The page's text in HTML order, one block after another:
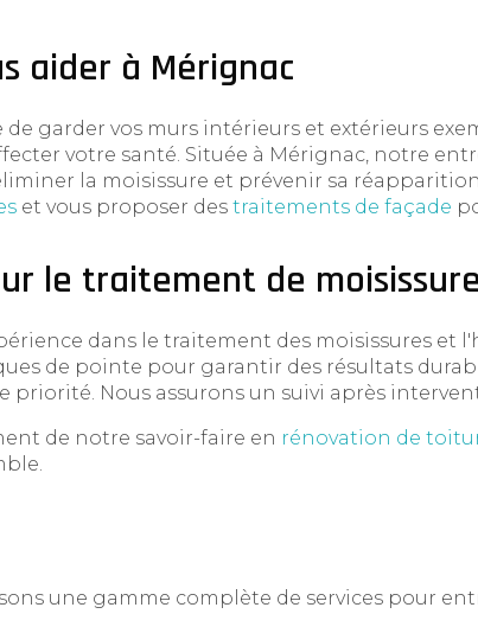
aider à Mérignac
garder vos murs intérieurs et extérieurs
votre santé. Située à Mérignac, notre
la moisissure et prévenir sa
et vous proposer des traitements de façade
le traitement de
dans le traitement des moisissures et
de pointe pour garantir des résultats
priorité. Nous assurons un suivi après
de notre savoir-faire en rénovation de
une gamme complète de services pour